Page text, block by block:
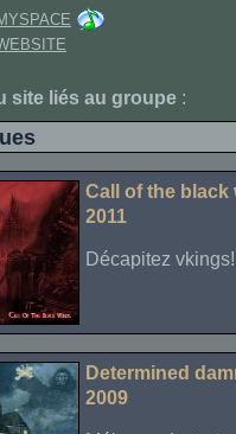
site liés au groupe :
Call of the black
2011
Décapitez
Determined
2009